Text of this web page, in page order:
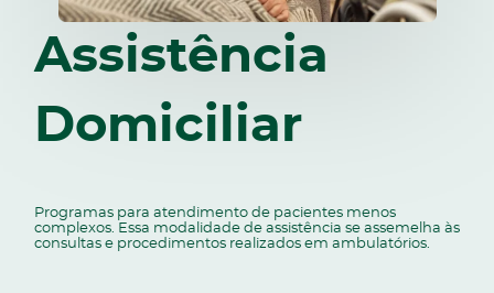
Assistência
Domiciliar
Programas para atendimento de pacientes menos
complexos. Essa modalidade de assistência se assemelha às
consultas e procedimentos realizados em ambulatórios.